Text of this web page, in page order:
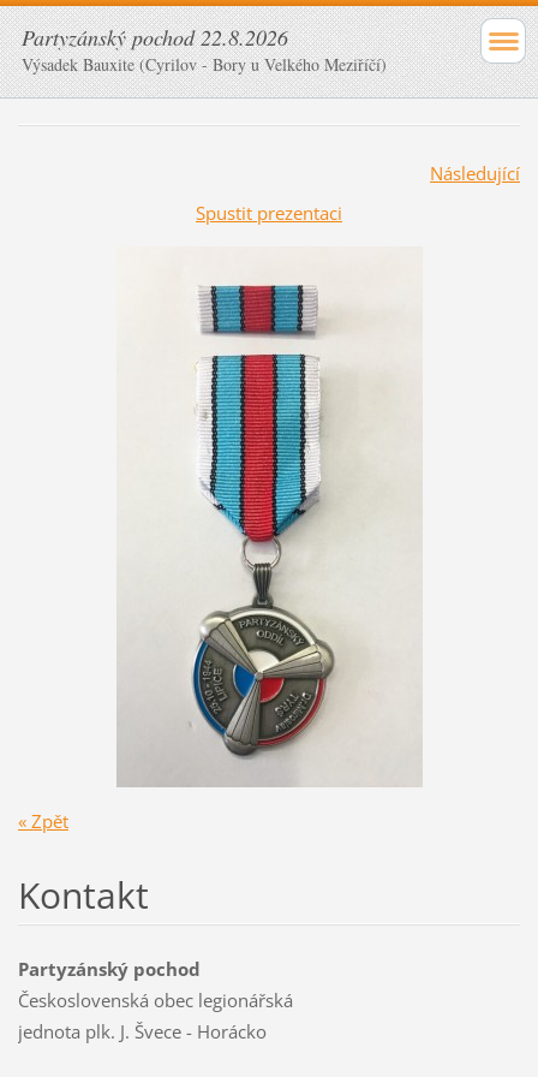
Partyzánský pochod 22.8.2026
Výsadek Bauxite (Cyrilov - Bory u Velkého Meziříčí)
Následující
Spustit prezentaci
« Zpět
Kontakt
Partyzánský pochod
Československá obec legionářská
jednota plk. J. Švece - Horácko